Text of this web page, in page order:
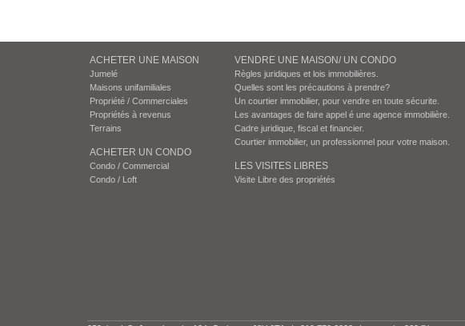
ACHETER UNE MAISON
Jumelé
Maisons unifamiliales
Propriété / Commerciales
Propriétés à revenus
Terrains
ACHETER UN CONDO
Condo / Commercial
Condo / Loft
VENDRE UNE MAISON/ UN CONDO
Règles juridiques et lois immobilières.
Quelles sont les précautions à prendre?
Un courtier immobilier, pour vendre en toute sécurite.
Les avantages de faire appel é une agence immobilière.
Cadre juridique, fiscal et financier.
Courtier immobilier, un professionnel pour votre maison.
LES VISITES LIBRES
Visite Libre des propriétés